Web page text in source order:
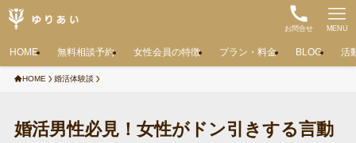
お問合せ MENU
HOME 無料相談予約 女性会員の特徴 プラン・料金 BLOG 活
HOME 婚活体験談
婚活男性必見！女性がドン引きする言動